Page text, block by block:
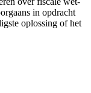
in opdracht
oplossing of het